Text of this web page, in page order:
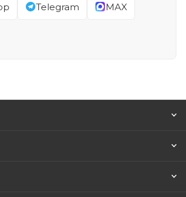
Telegram MAX